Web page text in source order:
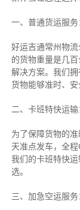
一、普通货运服
好运吉通常州物
的货物重量是几
解决方案。我们
货物能够准时、安
二、卡班特快运
为了保障货物的
天准点发车，全
我们的卡班特快
选。
三、加急空运服